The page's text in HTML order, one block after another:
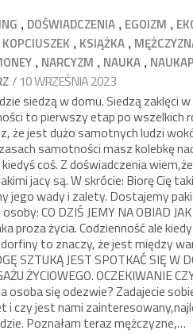
, DOŚWIADCZENIA , EGOIZM ,
KOPCIUSZEK , KSIĄŻKA ,
, NARCYZM , NAUKA ,
/ 10 WRZEŚNIA 2023
siedzą w domu. Siedzą zaklęci
to pierwszy etap po wszelkich
że jest dużo samotnych ludzi
samotności masz kolebkę
coś. Z doświadczenia
jacy są. W skrócie: Biorę Cię
jego wady i zalety. Dostajemy
CO DZIŚ JEMY NA OBIAD
proza życia. Codzienność ale
to znaczy, że jest między
SZTUKĄ JEST SPOTKAĆ SIĘ W
ŻYCIOWEGO. OCZEKIWANIE
osoba się odezwie? Zadajecie
i czy jest nami
Poznałam teraz mężczyzne,…